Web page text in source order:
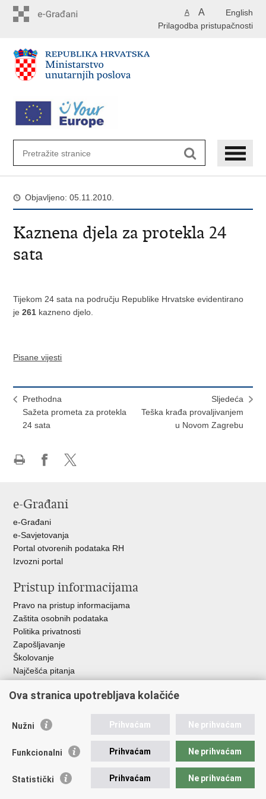
English
A A
Prilagodba pristupačnosti
Objavljeno: 05.11.2010.
Kaznena djela za protekla 24
sata
Tijekom 24 sata na području Republike Hrvatske evidentirano
je261 kazneno djelo.
Pisane vijesti
Prethodna
Sažeta prometa za protekla
24 sata
Sljedeća
Teška krađa provaljivanjem
u Novom Zagrebu
Facebooku
X-
e-Građani
e-Građani
e-Savjetovanja
Portal otvorenih podataka RH
Izvozni portal
Pristup informacijama
Pravo na pristup informacijama
Zaštita osobnih podataka
Politika privatnosti
Zapošljavanje
Školovanje
Najčešća pitanja
Važne poveznice
EMN Nacionalna kontaktna točka za Republiku Hrvatsku
Policijska akademija
Zaklada policijske solidarnosti
Ova stranica upotrebljava kolačiće
Nužni Prihvaćam Ne prihvaćam
Funkcionalni Prihvaćam Ne prihvaćam
Statistički Prihvaćam Ne prihvaćam